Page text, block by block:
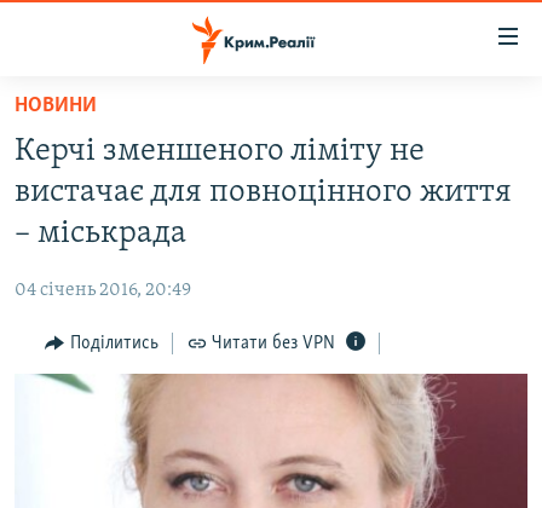
Перейти
основного
матеріалу
Перейти
основної
Перейти
ВОДА.КРИМ
ВІДЕО ТА ФОТО
БЛОГИ
ПОГЛЯД
ІНТЕРВ'Ю
ВСЕ ЗА ДЕНЬ
СПЕЦПРОЕКТИ
НОВИНИ
Керчі зменшеного ліміту не
вистачає для повноцінного життя
– міськрада
04 січень 2016, 20:49
Поділитись Читати без VPN